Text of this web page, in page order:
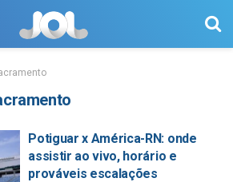
Potiguar x América-RN: onde
assistir ao vivo, horário e
prováveis escalações